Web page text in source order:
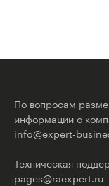
По вопросам
информации о
info@expert-
Техническая
pages@raexpert.ru